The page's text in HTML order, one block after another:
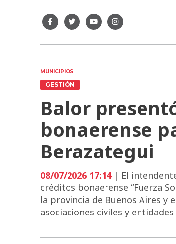
MUNICIPIOS
GESTIÓN
Balor
bonaerense
Berazategui
08/07/2026 17:14| El intendente
créditos bonaerense “Fuerza
la provincia de Buenos Aires y
asociaciones civiles y